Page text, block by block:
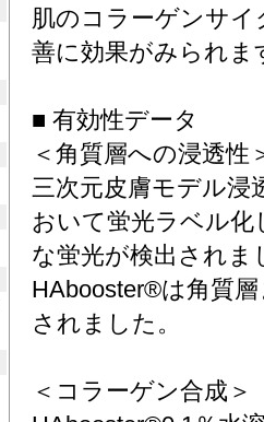
肌のコラーゲンサ
善に効果がみられま
■ 有効性データ
＜角質層への浸透性
三次元皮膚モデル浸
おいて蛍光ラベル化
な蛍光が検出され
HAbooster®は角質
されました。
＜コラーゲン合成＞